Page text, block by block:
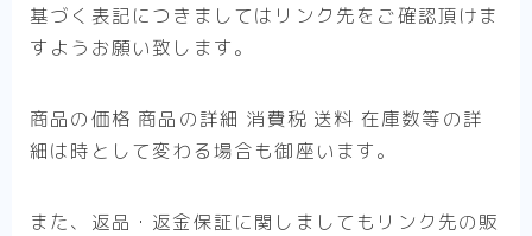
基づく表記につきましてはリンク先をご確認頂けま
すようお願い致します。
商品の価格 商品の詳細 消費税 送料 在庫数等の詳
細は時として変わる場合も御座います。
また、返品・返金保証に関しましてもリンク先の販